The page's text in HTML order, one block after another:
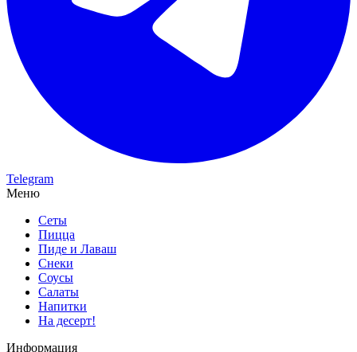
Telegram
Меню
Сеты
Пицца
Пиде и Лаваш
Снеки
Соусы
Салаты
Напитки
На десерт!
Информация